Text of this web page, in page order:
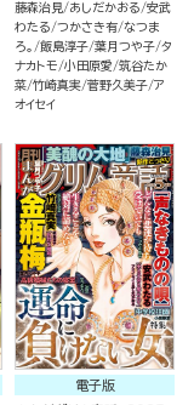
藤森治見 あしだかおる 安武
わたる つかさき有 なつま
ろ。
飯島淳子 葉月つや子 タ
ナカトモ 小田原愛 筑谷たか
菜 竹崎真実 菅野久美子 ア
オイセイ
電子版